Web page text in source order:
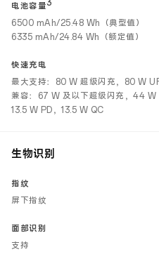
电池容量3
6500 mAh/25.48 Wh（典型值）
6335 mAh/24.84 Wh（额定值）
快速充电
最大支持：80 W 超级闪充，80 W
兼容：67 W 及以下超级闪充，44 W
13.5 W PD，13.5 W QC
生物识别
指纹
屏下指纹
面部识别
支持